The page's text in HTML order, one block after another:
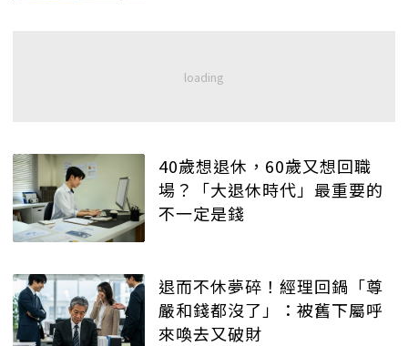
40歲想退休，60歲又想回職
場？「大退休時代」最重要的
不一定是錢
退而不休夢碎！經理回鍋「尊
嚴和錢都沒了」：被舊下屬呼
來喚去又破財